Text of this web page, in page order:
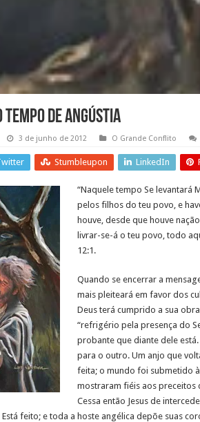
tempo de angústia
3 de junho de 2012 O Grande Conflito
Stumbleupon LinkedIn
“Naquele tempo Se levantará
pelos filhos do teu povo, e
houve, desde que houve
livrar-se-á o teu povo, todo
12:1.
Quando se encerrar a
mais pleiteará em favor dos
Deus terá cumprido a sua
“refrigério pela presença do
probante que diante dele
para o outro. Um anjo que
feita; o mundo foi submetido
mostraram fiéis aos preceitos
Cessa então Jesus de
feito; e toda a hoste angélica depõe suas